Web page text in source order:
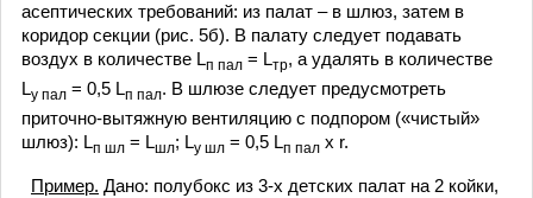
асептических требований: из палат – в шлюз, затем в
коридор секции (рис. 5б). В палату следует подавать
воздух в количестве Lп пал = Lтр, а удалять в количестве
Lу пал = 0,5 Lп пал. В шлюзе следует предусмотреть
приточно-вытяжную вентиляцию с подпором («чистый»
шлюз): Lп шл = Lшл; Lу шл = 0,5 Lп пал х r.
Пример. Дано: полубокс из 3-х детских палат на 2 койки,